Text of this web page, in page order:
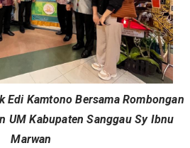
Edi Kamtono Bersama Rombongan
UM Kabupaten Sanggau Sy Ibnu
Marwan